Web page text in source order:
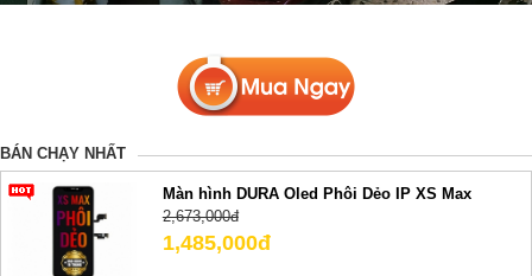
BÁN CHẠY NHẤT
Màn hình DURA Oled Phôi Dẻo IP XS Max
2,673,000đ
1,485,000đ